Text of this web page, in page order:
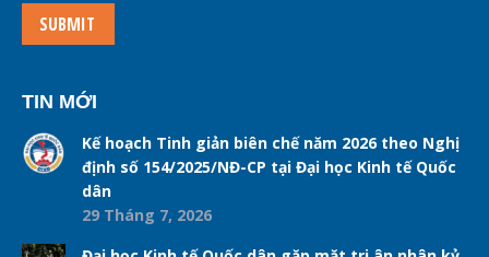
SUBMIT
TIN MỚI
Kế hoạch Tinh giản biên chế năm 2026 theo Nghị
định số 154/2025/NĐ-CP tại Đại học Kinh tế Quốc
dân
29 Tháng 7, 2026